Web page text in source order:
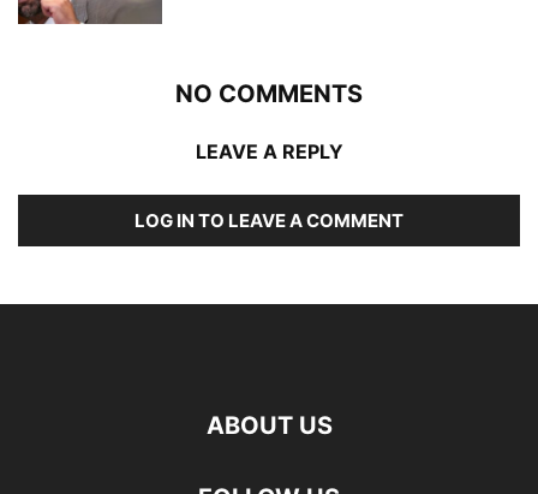
NO COMMENTS
LEAVE A REPLY
LOG IN TO LEAVE A COMMENT
ABOUT US